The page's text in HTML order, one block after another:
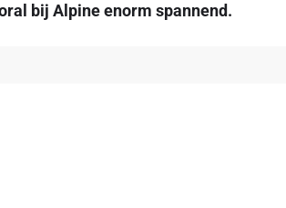
bij Alpine enorm spannend.